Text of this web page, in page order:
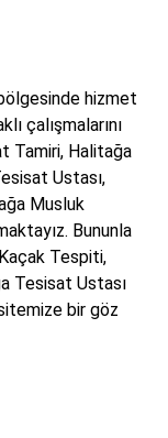
hizmet
çalışmalarını
Tamiri, Halitağa
Ustası,
Musluk
Bununla
Tespiti,
Tesisat Ustası
bir göz